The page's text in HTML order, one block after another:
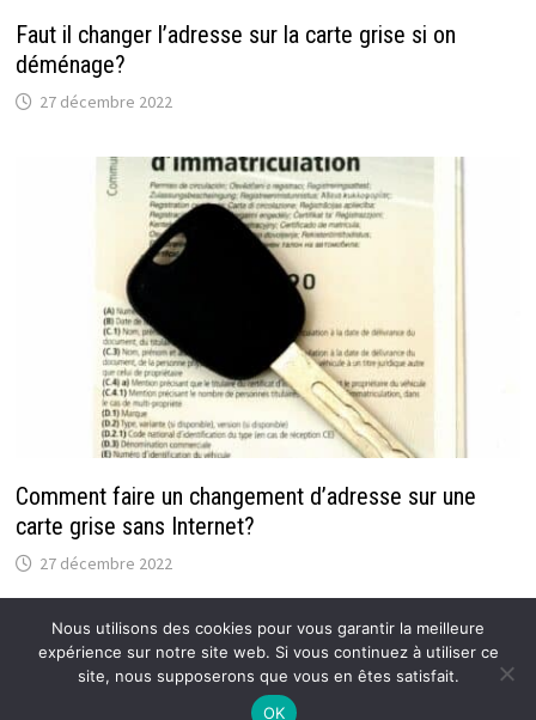
Faut il changer l’adresse sur la carte grise si on
déménage?
27 décembre 2022
Comment faire un changement d’adresse sur une
carte grise sans Internet?
27 décembre 2022
Atoutfret : Blog Auto / Moto pour tous
Nous utilisons des cookies pour vous garantir la meilleure
expérience sur notre site web. Si vous continuez à utiliser ce
site, nous supposerons que vous en êtes satisfait.
OK